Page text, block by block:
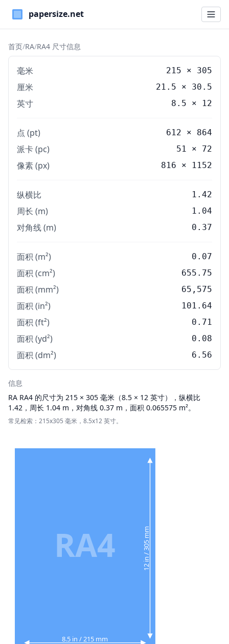
Paper Sizes
首页/RA/RA4 尺寸信息
毫米 215 × 305
厘米 21.5 × 30.5
英寸 8.5 × 12
点 (pt) 612 × 864
派卡 (pc) 51 × 72
像素 (px) 816 × 1152
纵横比 1.42
周长 (m) 1.04
对角线 (m) 0.37
面积 (m²) 0.07
面积 (cm²) 655.75
面积 (mm²) 65,575
面积 (in²) 101.64
面积 (ft²) 0.71
面积 (yd²) 0.08
面积 (dm²) 6.56
信息
RA RA4 的尺寸为 215 × 305 毫米（8.5 × 12 英寸），纵横比
1.42，周长 1.04 m，对角线 0.37 m，面积 0.065575 m²。
常见检索：215x305 毫米，8.5x12 英寸。
8.5 in / 215 mm
12 in / 305 mm
RA4